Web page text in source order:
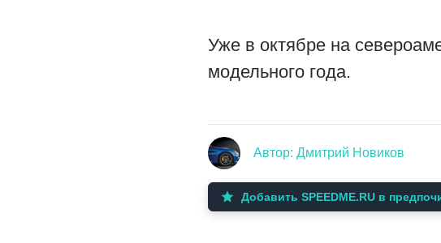
Уже в октябре на
модельного года.
Автор: Дмитрий Новиков
Добавить SPEEDME.RU в